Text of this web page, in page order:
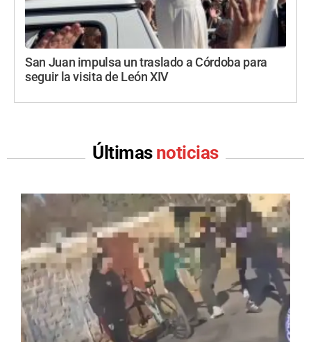
San Juan impulsa un traslado a Córdoba para
seguir la visita de León XIV
Últimas noticias